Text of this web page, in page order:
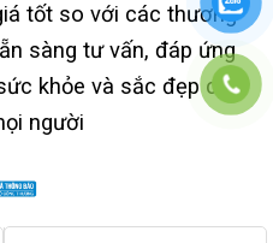
tốt so với các thương
sàng tư vấn, đáp ứng
khỏe và sắc đẹp cho
người